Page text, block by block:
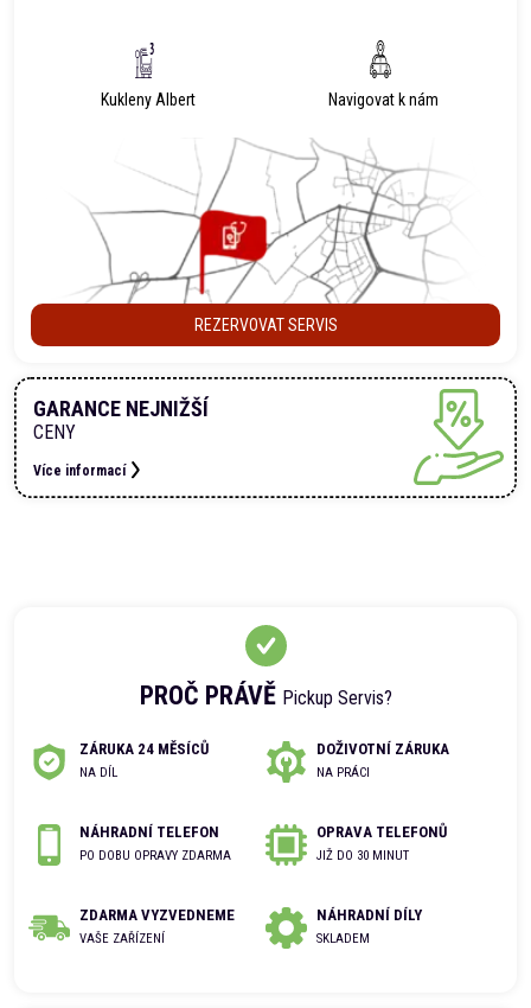
PROČ PRÁVĚ Pickup Servis?
ZÁRUKA 24 MĚSÍCŮ
NA DÍL
DOŽIVOTNÍ ZÁRUKA
NA PRÁCI
NÁHRADNÍ TELEFON
PO DOBU OPRAVY ZDARMA
OPRAVA TELEFONŮ
JIŽ DO 30 MINUT
ZDARMA VYZVEDNEME
VAŠE ZAŘÍZENÍ
NÁHRADNÍ DÍLY
SKLADEM
Kukleny Albert Navigovat k nám
REZERVOVAT SERVIS
GARANCE NEJNIŽŠÍ
CENY
Více informací